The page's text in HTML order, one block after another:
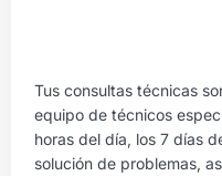
Tus consultas técnicas
equipo de técnicos
horas del día, los 7 días
solución de problemas,